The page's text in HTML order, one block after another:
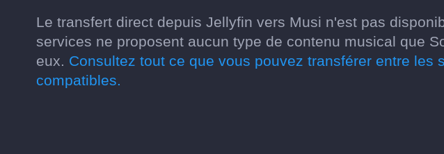
Le transfert direct depuis Jellyfin vers Musi n'est pas
services ne proposent aucun type de contenu musical que
eux. Consultez tout ce que vous pouvez transférer entre les
compatibles.